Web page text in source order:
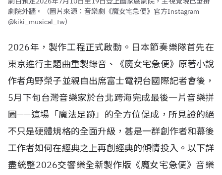
劇院外牆。（圖片來源：音樂劇《魔女宅急便》官方Instagram
@kiki_musical_tw）
2026年，製作工程正式啟動。日本節奏樂隊首先在
東京進行主題曲重製錄音、《魔女宅急便》原著小說
作者角野榮子並親自出席富士電視台國際記者會後，
5月下旬台灣音樂家於台北跨海完成最後一片音樂拼
圖——這場「魔法足跡」的全方位促成，所見證的絕
不只是硬體規格的全面升級，甚是一群創作者和幕後
工作者如何在經典之上再創經典的傾情投入。以下詳
盡統整2026交響樂全新製作版《魔女宅急便》音樂